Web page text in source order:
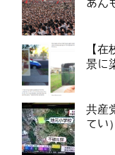
あん
【
景に
共産
てい）